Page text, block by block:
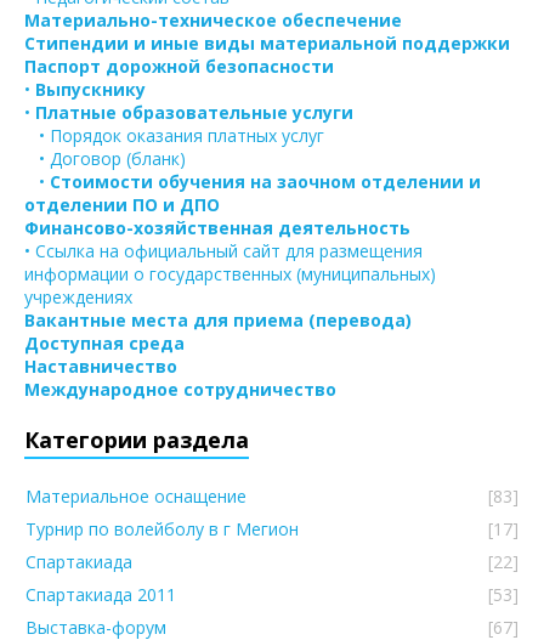
Материально-техническое обеспечение
Стипендии и иные виды материальной поддержки
Паспорт дорожной безопасности
• Выпускнику
• Платные образовательные услуги
• Порядок оказания платных услуг
• Договор (бланк)
• Стоимости обучения на заочном отделении и
отделении ПО и ДПО
Финансово-хозяйственная деятельность
• Ссылка на официальный сайт для размещения
информации о государственных (муниципальных)
учреждениях
Вакантные места для приема (перевода)
Доступная среда
Наставничество
Международное сотрудничество
Категории раздела
Материальное оснащение
[83]
Турнир по волейболу в г Мегион
[17]
Спартакиада
[22]
Спартакиада 2011
[53]
Выставка-форум
[67]